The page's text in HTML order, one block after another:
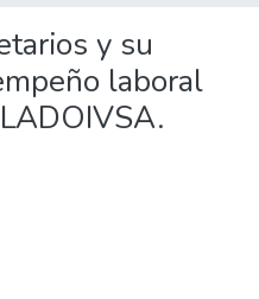
y su
laboral